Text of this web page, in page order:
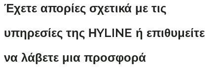
Έχετε απορίες σχετικά με τις
υπηρεσίες της ΗYLINE ή επιθυμείτε
να λάβετε μια προσφορά